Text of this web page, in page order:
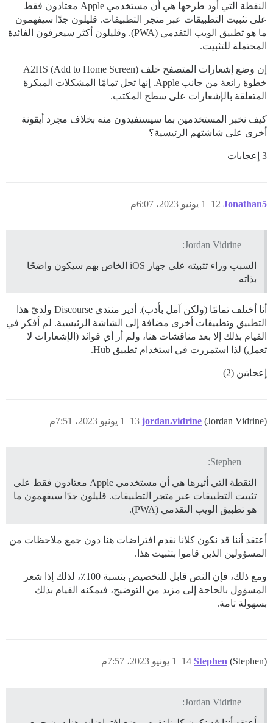
النقطة التي أود طرحها هي أن مستخدمي Apple معتادون فقط
على تثبيت التطبيقات عبر متجر التطبيقات. قليلون جدًا سيفهمون
ما هو تطبيق الويب التقدمي (PWA). وقليلون أكثر سيعرفون الفائدة
المحتملة للتثبيت.
إن وضع إشعارات المتصفح خلف A2HS (Add to Home Screen)
خطوة رائعة من جانب Apple. إنها تحل تمامًا المشكلات المبكرة
المتعلقة بالإشعارات على سطح المكتب.
كيف نخبر المستخدمين بما سيستفيدون منه بخلاف مجرد أيقونة
أخرى على شاشتهم الرئيسية؟
3 إعجابات
Jonathan5 1 يونيو 2023، 6:07م 12
Jordan Vidrine:
السبب وراء تثبيته على جهاز iOS الخاص بهم سيكون واضحًا
بذاته
أنا أختلف تمامًا (ولكن آمل بأدب). أدير منتدى Discourse ولديّ هذا
التطبيق وتطبيقات أخرى مضافة إلى الشاشة الرئيسية. لم أفكر في
القيام بذلك إلا بعد مناقشات هنا، ولم أر أي فوائد (الإشعارات لا
تعمل) لذا استمررت في استخدام تطبيق Hub.
إعجابَين (2)
jordan.vidrine (Jordan Vidrine) 1 يونيو 2023، 7:51م 13
Stephen:
النقطة التي أثيرها هي أن مستخدمي Apple معتادون فقط على
تثبيت التطبيقات عبر متجر التطبيقات. قليلون جدًا سيفهمون ما
هو تطبيق الويب التقدمي (PWA).
أعتقد أننا قد نكون كلانا نقدم افتراضات هنا دون جمع ملاحظات من
المسؤولين الذين قاموا بتثبيت هذا.
ومع ذلك، فإن النص قابل للتخصيص بنسبة 100٪، لذلك إذا شعر
المسؤول بالحاجة إلى مزيد من التوضيح، فيمكنه القيام بذلك
بسهولة تامة.
Stephen (Stephen) 1 يونيو 2023، 7:57م 14
Jordan Vidrine: